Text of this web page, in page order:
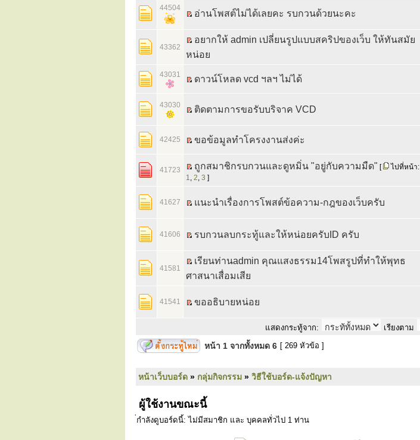
44504
อ่านโพสต์ไม่ได้เลยคะ รบกวนด้วยนะคะ
43362
อยากให้ admin เปลี่ยนรูปแบบสคริปของเว็บ ให้ทันสมัย
หน่อย
43031 ดาวน์โหลด vcd ฯลฯ ไม่ได้
43030 ติดตามการขอรับบริจาค VCD
42425 ขอข้อมูลทำโครงงานส่งค่ะ
41723 ถูกสมาชิกรบกวนและดูหมิ่น "อยู่กับความมืด" [
ไปที่หน้า:
1, 2, 3 ]
41627 แนะนำเรื่องการโพสต์ข้อความ-กฎของเว็บครับ
41606 รบกวนลบกระทู้และให้หน่อยครับID ครับ
41581
เรียนท่านadmin คุณแสงธรรม14โพสรูปที่ทำให้พุทธ
ศาสนาเสื่อมเสีย
41541 ขออธิบายหน่อย
แสดงกระทู้จาก: เรียงตาม
หน้า 1 จากทั้งหมด 6 [ 269 หัวข้อ ]
หน้าเว็บบอร์ด » กลุ่มกิจกรรม » วิธีใช้บอร์ด-แจ้งปัญหา
ผู้ใช้งานขณะนี้
่กำลังดูบอร์ดนี้: ไม่มีสมาชิก และ บุคคลทั่วไป 1 ท่าน